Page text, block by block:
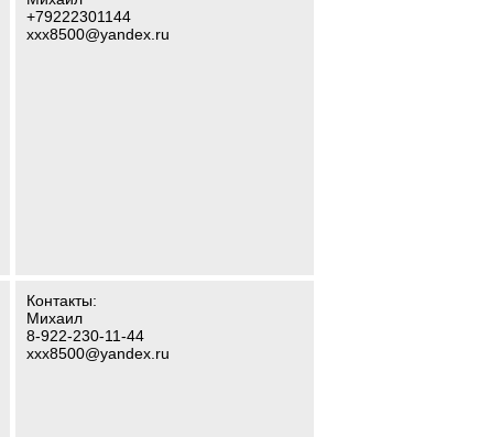
+79222301144
xxx8500@yandex.ru
Контакты:
Михаил
8-922-230-11-44
xxx8500@yandex.ru